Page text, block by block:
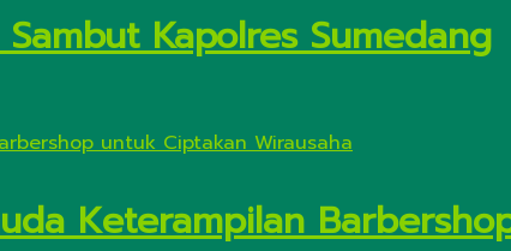
Kapolres Sumedang
Keterampilan